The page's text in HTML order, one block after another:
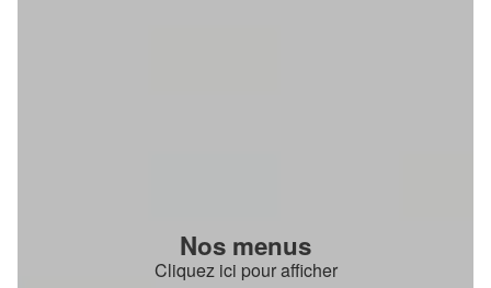
Nos menus
Cliquez ici pour afficher